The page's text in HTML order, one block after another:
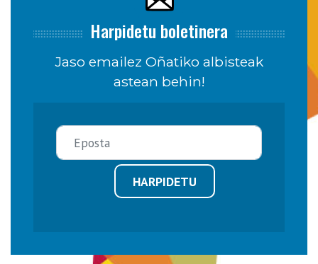
Harpidetu boletinera
Jaso emailez Oñatiko albisteak
astean behin!
HARPIDETU